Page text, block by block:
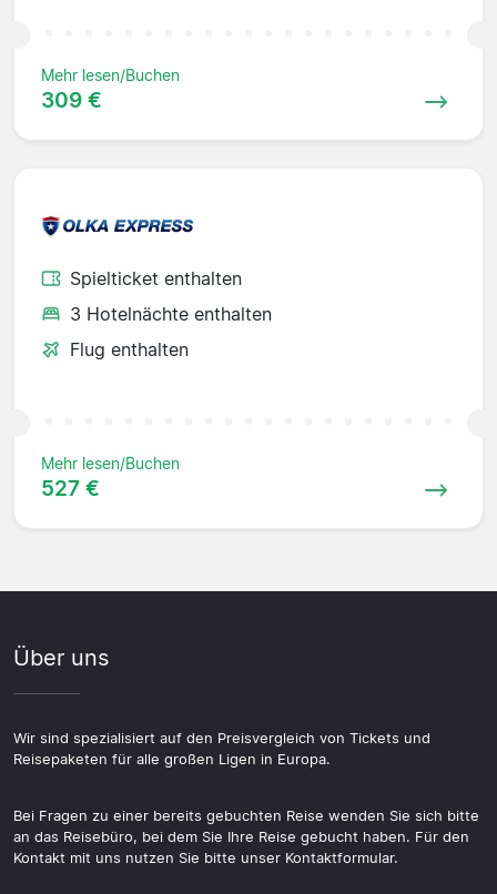
Mehr lesen/Buchen
309 €
Spielticket enthalten
3 Hotelnächte enthalten
Flug enthalten
Mehr lesen/Buchen
527 €
Über uns
Wir sind spezialisiert auf den Preisvergleich von Tickets und
Reisepaketen für alle großen Ligen in Europa.
Bei Fragen zu einer bereits gebuchten Reise wenden Sie sich bitte
an das Reisebüro, bei dem Sie Ihre Reise gebucht haben. Für den
Kontakt mit uns nutzen Sie bitte unser Kontaktformular.